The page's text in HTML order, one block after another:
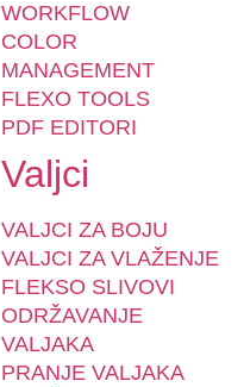
WORKFLOW
COLOR
MANAGEMENT
FLEXO TOOLS
PDF EDITORI
Valjci
VALJCI ZA BOJU
VALJCI ZA VLAŽENJE
FLEKSO SLIVOVI
ODRŽAVANJE
VALJAKA
PRANJE VALJAKA